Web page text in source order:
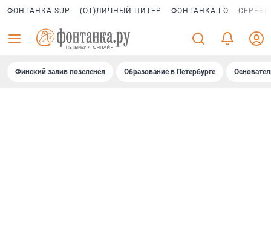
ФОНТАНКА SUP (ОТ)ЛИЧНЫЙ ПИТЕР ФОНТАНКА ГО
Финский залив позеленел Образование в Петербурге